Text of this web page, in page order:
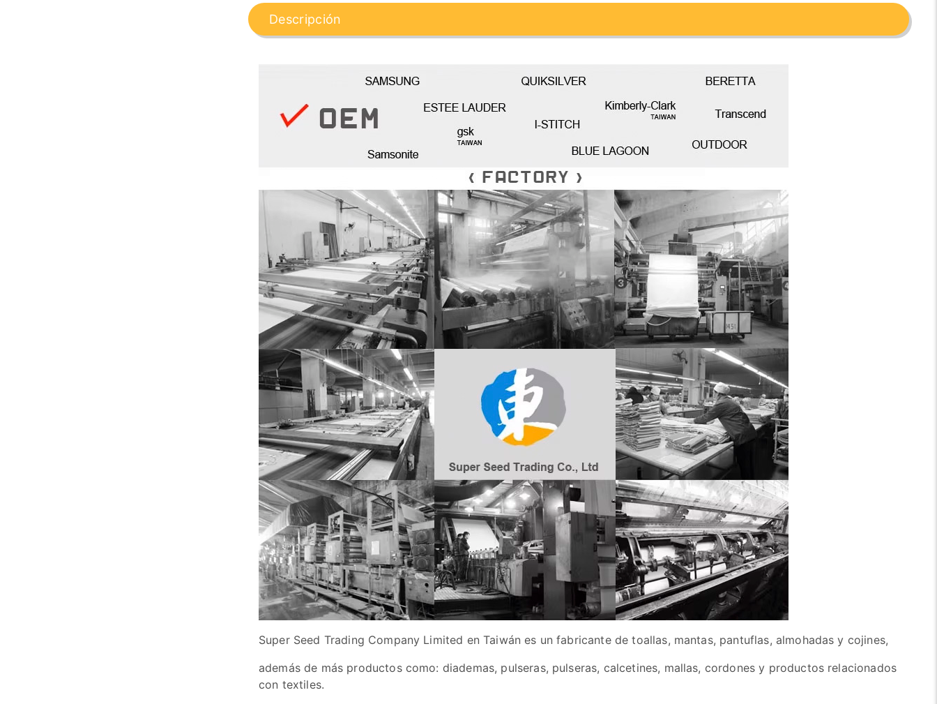
Descripción
Super Seed Trading Company Limited en Taiwán es un fabricante de toallas, mantas, pantuflas, almohadas y cojines,
además de más productos como: diademas, pulseras, pulseras, calcetines, mallas, cordones y productos relacionados
con textiles.